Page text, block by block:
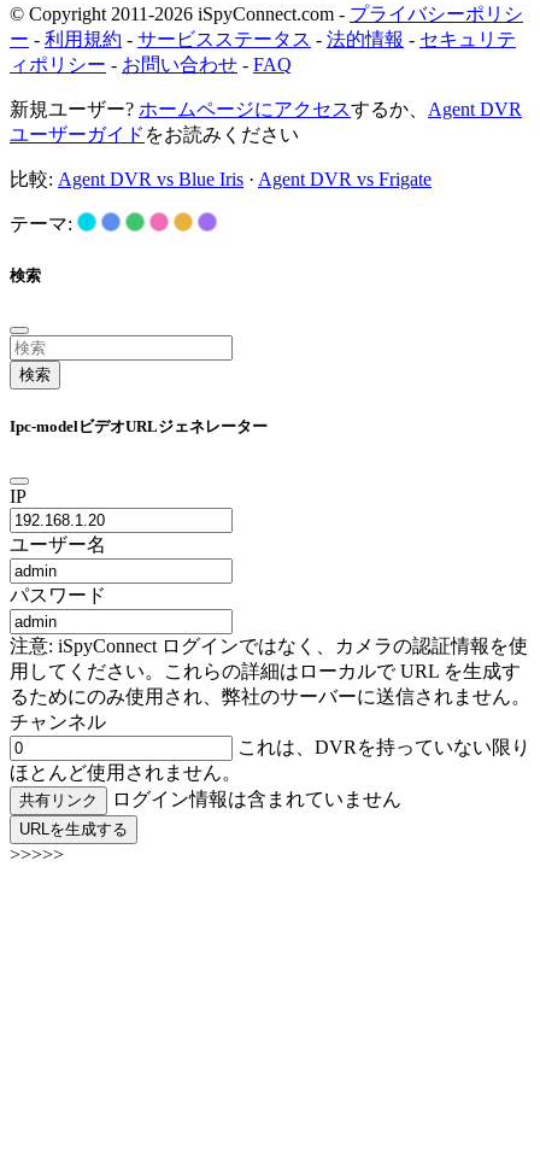
© Copyright 2011-2026 iSpyConnect.com - プライバシーポリシ
ー - 利用規約 - サービスステータス - 法的情報 - セキュリテ
ィポリシー - お問い合わせ - FAQ
新規ユーザー? ホームページにアクセスするか、 Agent DVR
ユーザーガイド をお読みください
比較: Agent DVR vs Blue Iris · Agent DVR vs Frigate
テーマ:
検索
検索
Ipc-modelビデオURLジェネレーター
IP
ユーザー名
パスワード
注意: iSpyConnect ログインではなく、カメラの認証情報を使
用してください。これらの詳細はローカルで URL を生成す
るためにのみ使用され、弊社のサーバーに送信されません。
チャンネル
これは、DVRを持っていない限り
ほとんど使用されません。
共有リンク ログイン情報は含まれていません
URLを生成する
>>>>>